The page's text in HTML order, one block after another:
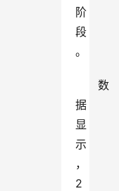
阶
段
。
数
据
显
示
，
2